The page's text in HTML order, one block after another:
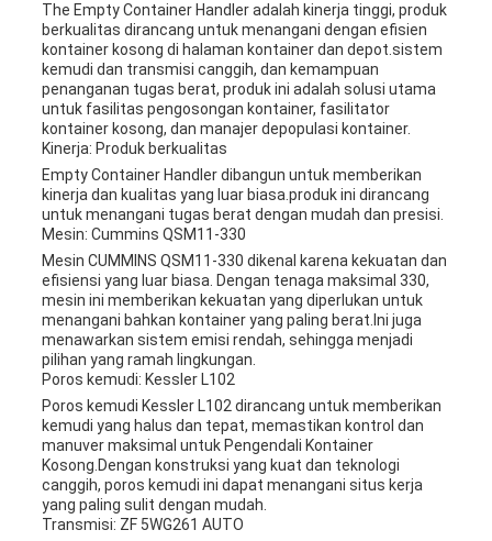
The Empty Container Handler adalah kinerja tinggi, produk
berkualitas dirancang untuk menangani dengan efisien
kontainer kosong di halaman kontainer dan depot.sistem
kemudi dan transmisi canggih, dan kemampuan
penanganan tugas berat, produk ini adalah solusi utama
untuk fasilitas pengosongan kontainer, fasilitator
kontainer kosong, dan manajer depopulasi kontainer.
Kinerja: Produk berkualitas
Empty Container Handler dibangun untuk memberikan
kinerja dan kualitas yang luar biasa.produk ini dirancang
untuk menangani tugas berat dengan mudah dan presisi.
Mesin: Cummins QSM11-330
Mesin CUMMINS QSM11-330 dikenal karena kekuatan dan
efisiensi yang luar biasa. Dengan tenaga maksimal 330,
mesin ini memberikan kekuatan yang diperlukan untuk
menangani bahkan kontainer yang paling berat.Ini juga
menawarkan sistem emisi rendah, sehingga menjadi
pilihan yang ramah lingkungan.
Poros kemudi: Kessler L102
Poros kemudi Kessler L102 dirancang untuk memberikan
kemudi yang halus dan tepat, memastikan kontrol dan
manuver maksimal untuk Pengendali Kontainer
Kosong.Dengan konstruksi yang kuat dan teknologi
canggih, poros kemudi ini dapat menangani situs kerja
yang paling sulit dengan mudah.
Transmisi: ZF 5WG261 AUTO